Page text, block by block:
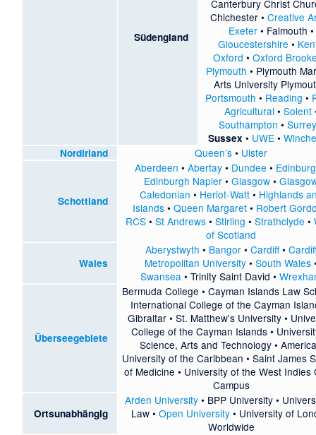
Südengland
Canterbury Christ
Chichester •Creative
Exeter• Falmouth •
Gloucestershire •
Oxford •Oxford
Plymouth • Plymouth
Arts University
Portsmouth • Reading •
Agricultural • Solent
Southampton •
Sussex • UWE •
Nordirland Queen’s • Ulster
Schottland
Aberdeen • Abertay• Dundee •
Edinburgh Napier •Glasgow •
Caledonian • Heriot-Watt• Highlands
Islands •Queen Margaret • Robert
RCS •St Andrews •Stirling •Strathclyde •
of Scotland
Wales
Aberystwyth • Bangor• Cardiff•
Metropolitan University •South Wales
Swansea •Trinity Saint David •
Überseegebiete
Bermuda College •Cayman Islands Law
International College of the Cayman
Gibraltar •St. Matthew's University •
College of the Cayman Islands•
Science, Arts and Technology •
University of the Caribbean •Saint James
of Medicine • University of the West Indies
Campus
Ortsunabhängig
Arden University • BPP University •
Law •Open University • University of
Worldwide